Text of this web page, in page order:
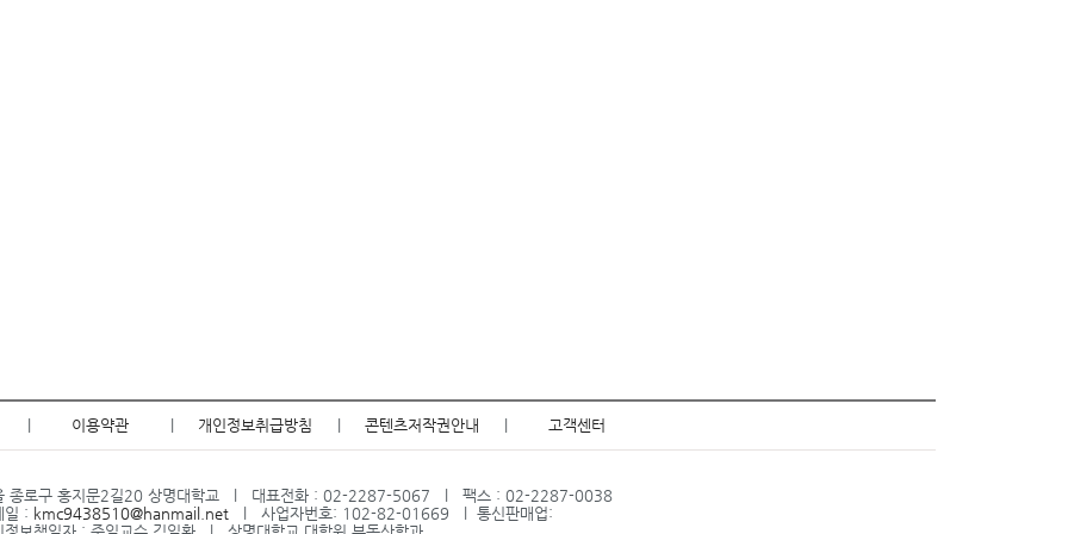
이용약관 개인정보취급방침 콘텐츠저작권안내 고객센터
종로구 홍지문2길20 상명대학교 l 대표전화 : 02-2287-5067 l 팩스 : 02-2287-0038
일 : kmc9438510@hanmail.net l 사업자번호: 102-82-01669 l 통신판매업: